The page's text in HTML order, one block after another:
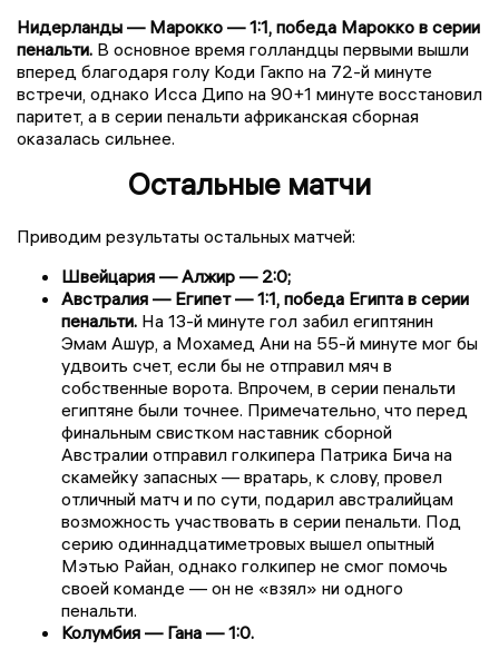
Нидерланды — Марокко — 1:1, победа Марокко в серии
пенальти. В основное время голландцы первыми вышли
вперед благодаря голу Коди Гакпо на 72-й минуте
встречи, однако Исса Дипо на 90+1 минуте восстановил
паритет, а в серии пенальти африканская сборная
оказалась сильнее.
Остальные матчи
Приводим результаты остальных матчей:
Швейцария — Алжир — 2:0;
Австралия — Египет — 1:1, победа Египта в серии
пенальти. На 13-й минуте гол забил египтянин
Эмам Ашур, а Мохамед Ани на 55-й минуте мог бы
удвоить счет, если бы не отправил мяч в
собственные ворота. Впрочем, в серии пенальти
египтяне были точнее. Примечательно, что перед
финальным свистком наставник сборной
Австралии отправил голкипера Патрика Бича на
скамейку запасных — вратарь, к слову, провел
отличный матч и по сути, подарил австралийцам
возможность участвовать в серии пенальти. Под
серию одиннадцатиметровых вышел опытный
Мэтью Райан, однако голкипер не смог помочь
своей команде — он не «взял» ни одного
пенальти.
Колумбия — Гана — 1:0.